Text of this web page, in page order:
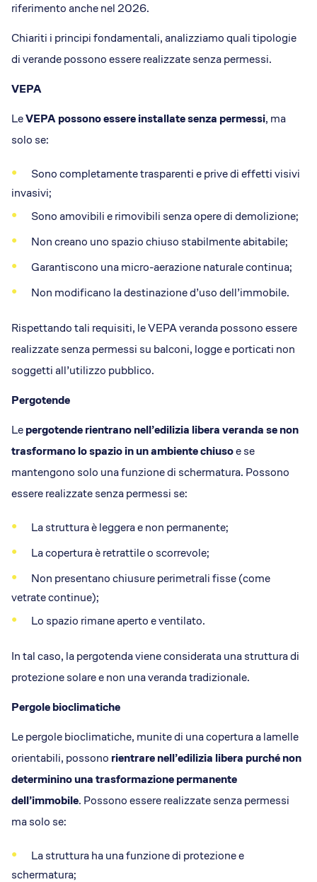
riferimento anche nel 2026.
Chiariti i principi fondamentali, analizziamo quali tipologie
di verande possono essere realizzate senza permessi.
VEPA
LeVEPA possono essere installate senza permessi, ma
solo se:
Sono completamente trasparenti e prive di effetti visivi
invasivi;
Sono amovibili e rimovibili senza opere di demolizione;
Non creano uno spazio chiuso stabilmente abitabile;
Garantiscono una micro-aerazione naturale continua;
Non modificano la destinazione d’uso dell’immobile.
Rispettando tali requisiti, le VEPA veranda possono essere
realizzate senza permessi su balconi, logge e porticati non
soggetti all’utilizzo pubblico.
Pergotende
Lepergotende rientrano nell’edilizia libera veranda se non
trasformano lo spazio in un ambiente chiusoe se
mantengono solo una funzione di schermatura. Possono
essere realizzate senza permessi se:
La struttura è leggera e non permanente;
La copertura è retrattile o scorrevole;
Non presentano chiusure perimetrali fisse (come
vetrate continue);
Lo spazio rimane aperto e ventilato.
In tal caso, la pergotenda viene considerata una struttura di
protezione solare e non una veranda tradizionale.
Pergole bioclimatiche
Le pergole bioclimatiche, munite di una copertura a lamelle
orientabili, possono rientrare nell’edilizia libera purché non
determinino una trasformazione permanente
dell’immobile. Possono essere realizzate senza permessi
ma solo se:
La struttura ha una funzione di protezione e
schermatura;